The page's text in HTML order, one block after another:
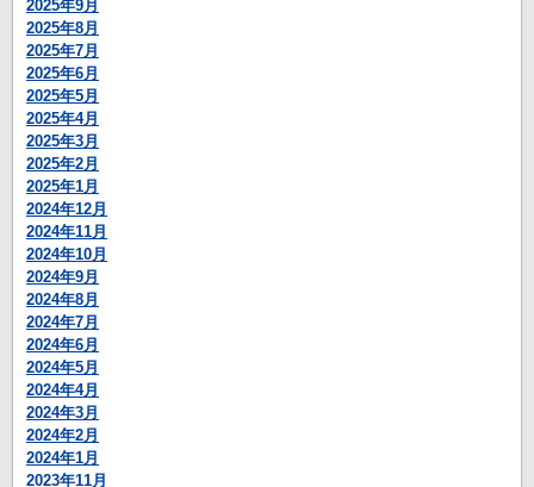
2025年9月
2025年8月
2025年7月
2025年6月
2025年5月
2025年4月
2025年3月
2025年2月
2025年1月
2024年12月
2024年11月
2024年10月
2024年9月
2024年8月
2024年7月
2024年6月
2024年5月
2024年4月
2024年3月
2024年2月
2024年1月
2023年11月